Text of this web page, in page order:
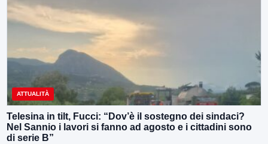
ATTUALITÀ
Telesina in tilt, Fucci: “Dov’è il sostegno dei sindaci?
Nel Sannio i lavori si fanno ad agosto e i cittadini sono
di serie B”